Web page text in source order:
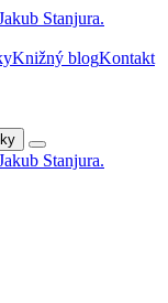
Knižný blogKontakt